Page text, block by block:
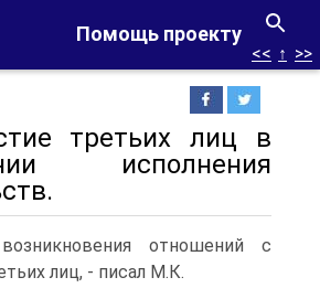
Помощь проекту
<< ↑ >>
третьих лиц в
исполнения
отношений с
лиц, - писал М.К.